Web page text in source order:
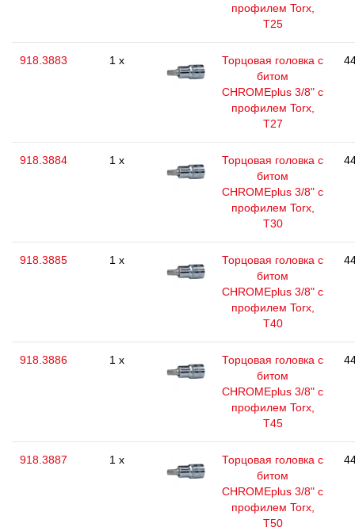
профилем Torx,
T25
918.3883 1 x
Торцовая головка с
битом
CHROMEplus 3/8" с
профилем Torx,
T27
918.3884 1 x
Торцовая головка с
битом
CHROMEplus 3/8" с
профилем Torx,
T30
918.3885 1 x
Торцовая головка с
битом
CHROMEplus 3/8" с
профилем Torx,
T40
918.3886 1 x
Торцовая головка с
битом
CHROMEplus 3/8" с
профилем Torx,
T45
918.3887 1 x
Торцовая головка с
битом
CHROMEplus 3/8" с
профилем Torx,
T50